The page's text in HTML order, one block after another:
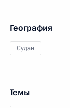
География
Судан
Темы